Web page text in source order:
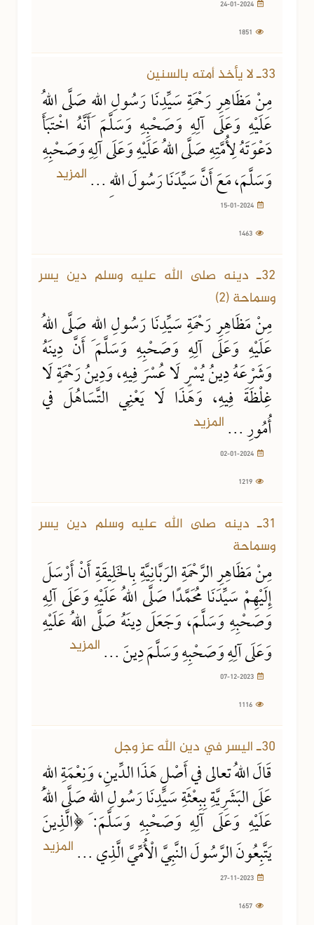
33ـ لا يأخذ أمته بالسنين
مِنْ مَظَاهِرِ رَحْمَةِ سَيِّدِنَا رَسُولِ اللهِ صَلَّى اللهُ
عَلَيْهِ وَعَلَى آلِهِ وَصَحْبِهِ وَسَلَّمَ أَنَّهُ اخْتَبَأَ
دَعْوَتَهُ لِأُمَّتِهِ صَلَّى اللهُ عَلَيْهِ وَعَلَى آلِهِ وَصَحْبِهِ
وَسَلَّمَ، مَعَ أَنَّ سَيِّدَنَا رَسُولَ اللهِ ... المزيد
32ـ دينه صلى الله عليه وسلم دين يسر
وسماحة (2)
مِنْ مَظَاهِرِ رَحْمَةِ سَيِّدِنَا رَسُولِ اللهِ صَلَّى اللهُ
عَلَيْهِ وَعَلَى آلِهِ وَصَحْبِهِ وَسَلَّمَ أَنَّ دِينَهُ
وَشَرْعَهُ دِينُ يُسْرٍ لَا عُسْرَ فِيهِ، وَدِينُ رَحْمَةٍ لَا
غِلْظَةَ فِيهِ، وَهَذَا لَا يَعْنِي التَّسَاهُلَ في
أُمُورِ ... المزيد
31ـ دينه صلى الله عليه وسلم دين يسر
وسماحة
مِنْ مَظَاهِرِ الرَّحْمَةِ الرَبَّانِيَّةِ بِالخَلِيقَةِ أَنْ أَرْسَلَ
إِلَيْهِمْ سَيِّدَنَا مُحَمَّدًا صَلَّى اللهُ عَلَيْهِ وَعَلَى آلِهِ
وَصَحْبِهِ وَسَلَّمَ، وَجَعَلَ دِينَهُ صَلَّى اللهُ عَلَيْهِ
وَعَلَى آلِهِ وَصَحْبِهِ وَسَلَّمَ دِينَ ... المزيد
30ـ اليسر في دين الله عز وجل
قَالَ اللهُ تعالى في أَصْلِ هَذَا الدِّينِ، وَنِعْمَةِ اللهِ
عَلَى البَشَرِيَّةِ بِبِعْثَةِ سَيِّدِنَا رَسُولِ اللهِ صَلَّى اللهُ
عَلَيْهِ وَعَلَى آلِهِ وَصَحْبِهِ وَسَلَّمَ: ﴿الَّذِينَ
يَتَّبِعُونَ الرَّسُولَ النَّبِيَّ الْأُمِّيَّ الَّذِي ... المزيد